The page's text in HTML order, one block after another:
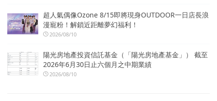
超人氣偶像Ozone 8/15即將現身OUTDOOR一日店長浪
漫寵粉！解鎖近距離夢幻福利！
2026/08/10
陽光房地產投資信託基金（「陽光房地產基金」） 截至
2026年6月30日止六個月之中期業績
2026/08/10